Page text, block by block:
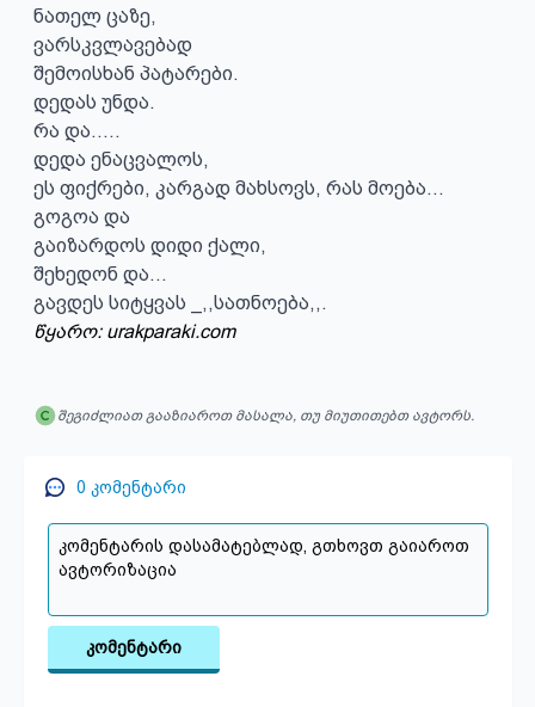
ნათელ ცაზე,
ვარსკვლავებად
შემოისხან პატარები.
დედას უნდა.
რა და..…
დედა ენაცვალოს,
ეს ფიქრები, კარგად მახსოვს, რას მოება...
გოგოა და
გაიზარდოს დიდი ქალი,
შეხედონ და...
გავდეს სიტყვას _,,სათნოება,,.
წყარო: urakparaki.com
შეგიძლიათ გააზიაროთ მასალა, თუ მიუთითებთ ავტორს.
0 კომენტარი
კომენტარი